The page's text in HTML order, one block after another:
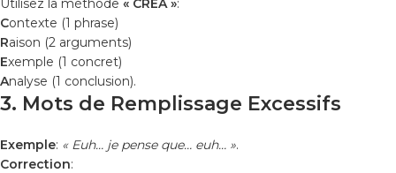
Utilisez la méthode « CREA »:
Contexte (1 phrase)
Raison (2 arguments)
Exemple (1 concret)
Analyse (1 conclusion).
3. Mots de Remplissage Excessifs
Exemple: « Euh… je pense que… euh… ».
Correction: